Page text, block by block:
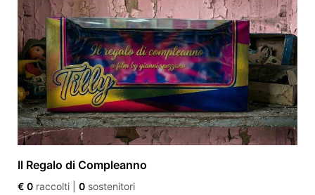
Il Regalo di Compleanno
€ 0 raccolti 0 sostenitori